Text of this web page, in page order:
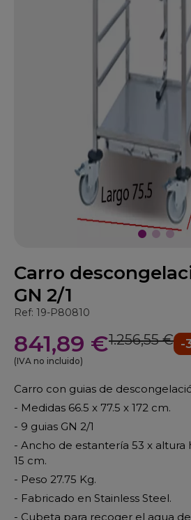
Carro
GN 2/1
Ref: 19-P80810
841,89 €1.256,55 € -
(IVA no incluido)
Carro con guias de
- Medidas 66.5 x 77.5 x 172 cm.
- 9 guias GN 2/1
- Ancho de estantería 53 x altura
15 cm.
- Peso 27.75 Kg.
- Fabricado en Stainless Steel.
- Cubeta para recoger el agua